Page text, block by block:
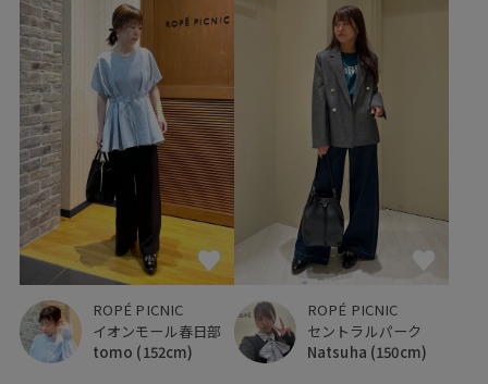
ROPÉ PICNIC
イオンモール春日部
tomo (152cm)
ROPÉ PICNIC
セントラルパーク
Natsuha (150cm)